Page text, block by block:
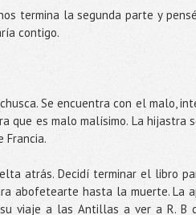
termina la segunda parte y
contigo.
Se encuentra con el malo,
que es malo malísimo. La hijastra
Francia.
atrás. Decidí terminar el libro
abofetearte hasta la muerte. La
viaje a las Antillas a ver a R. B